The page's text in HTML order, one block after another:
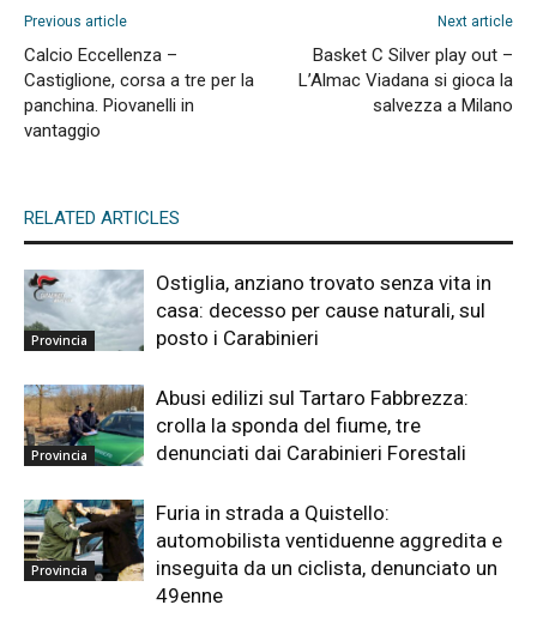
Previous article
Calcio Eccellenza –
Castiglione, corsa a tre per la
panchina. Piovanelli in
vantaggio
Next article
Basket C Silver play out –
L’Almac Viadana si gioca la
salvezza a Milano
RELATED ARTICLES
Provincia
Ostiglia, anziano trovato senza vita in
casa: decesso per cause naturali, sul
posto i Carabinieri
Provincia
Abusi edilizi sul Tartaro Fabbrezza:
crolla la sponda del fiume, tre
denunciati dai Carabinieri Forestali
Provincia
Furia in strada a Quistello:
automobilista ventiduenne aggredita e
inseguita da un ciclista, denunciato un
49enne